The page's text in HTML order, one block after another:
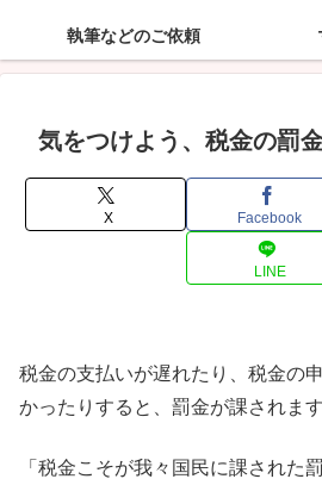
執筆などのご依頼
気をつけよう、税金の罰
X Facebook
LINE
税金の支払いが遅れたり、税金の
かったりすると、罰金が課されます
「税金こそが我々国民に課された